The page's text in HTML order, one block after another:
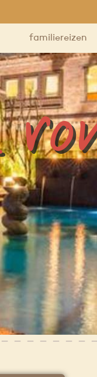
familiereizen